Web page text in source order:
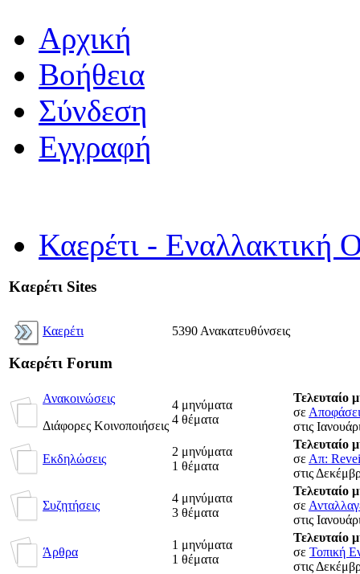
Αρχική
Βοήθεια
Σύνδεση
Εγγραφή
Καερέτι - Εναλλακτική
Καερέτι Sites
Καερέτι 5390 Ανακατευθύνσεις
Καερέτι Forum
Ανακοινώσεις
Διάφορες Κοινοποιήσεις
4 μηνύματα
4 θέματα
Τελευταίο
σε
στις
Εκδηλώσεις
2 μηνύματα
1 θέματα
Τελευταίο
σε Απ:
στις
Συζητήσεις
4 μηνύματα
3 θέματα
Τελευταίο
σε
στις
Άρθρα
1 μηνύματα
1 θέματα
Τελευταίο
σε Τοπική
στις